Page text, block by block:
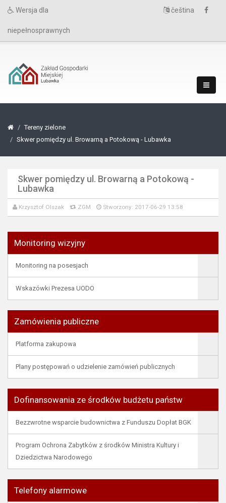
Wersja dla
niepełnosprawnych
čeština
Tereny zielone
Skwer pomiędzy ul. Browarną a Potokową - Lubawka
Skwer pomiędzy ul. Browarną a Potokową -
Lubawka
Krzysztof Olszak ZGM Stworzony: 2017-06-29 13:58
Monitoring wizyjny
Monitoring na posesjach
Wskazówki Prezesa UODO
Zamówienia publiczne
Platforma zakupowa
Plany postępowań o udzielenie zamówień publicznych
Dofinansowania ze środków budżetu państw
Bezzwrotne wsparcie budownictwa z Funduszu Dopłat BGK
Program Ochrona Zabytków z środków Ministra Kultury i
Dziedzictwa Narodowego
Telefony alarmowe